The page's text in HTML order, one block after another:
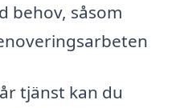
behov, såsom
tjänst kan du